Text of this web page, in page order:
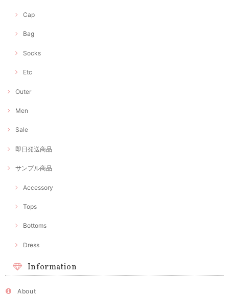
Cap
Bag
Socks
Etc
Outer
Men
Sale
即日発送商品
サンプル商品
Accessory
Tops
Bottoms
Dress
Information
About